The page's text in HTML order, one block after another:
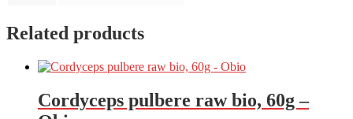
Related products
Cordyceps pulbere raw bio, 60g –